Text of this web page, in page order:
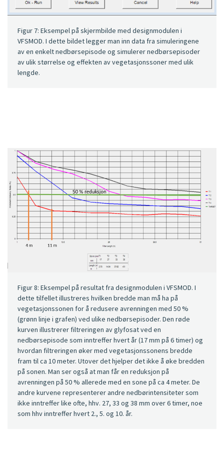
Figur 7: Eksempel på skjermbilde med designmodulen i
VFSMOD. I dette bildet legger man inn data fra simuleringene
av en enkelt nedbørsepisode og simulerer nedbørsepisoder
av ulik størrelse og effekten av vegetasjonssoner med ulik
lengde.
Figur 8: Eksempel på resultat fra designmodulen i VFSMOD. I
dette tilfellet illustreres hvilken bredde man må ha på
vegetasjonssonen for å redusere avrenningen med 50 %
(grønn linje i grafen) ved ulike nedbørsepisoder. Den røde
kurven illustrerer filtreringen av glyfosat ved en
nedbørsepisode som inntreffer hvert år (17 mm på 6 timer) og
hvordan filtreringen øker med vegetasjonssonens bredde
fram til ca 10 meter. Utover det hjelper det ikke å øke bredden
på sonen. Man ser også at man får en reduksjon på
avrenningen på 50 % allerede med en sone på ca 4 meter. De
andre kurvene representerer andre nedbørintensiteter som
ikke inntreffer like ofte, hhv. 27, 33 og 38 mm over 6 timer, noe
som hhv inntreffer hvert 2., 5. og 10. år.